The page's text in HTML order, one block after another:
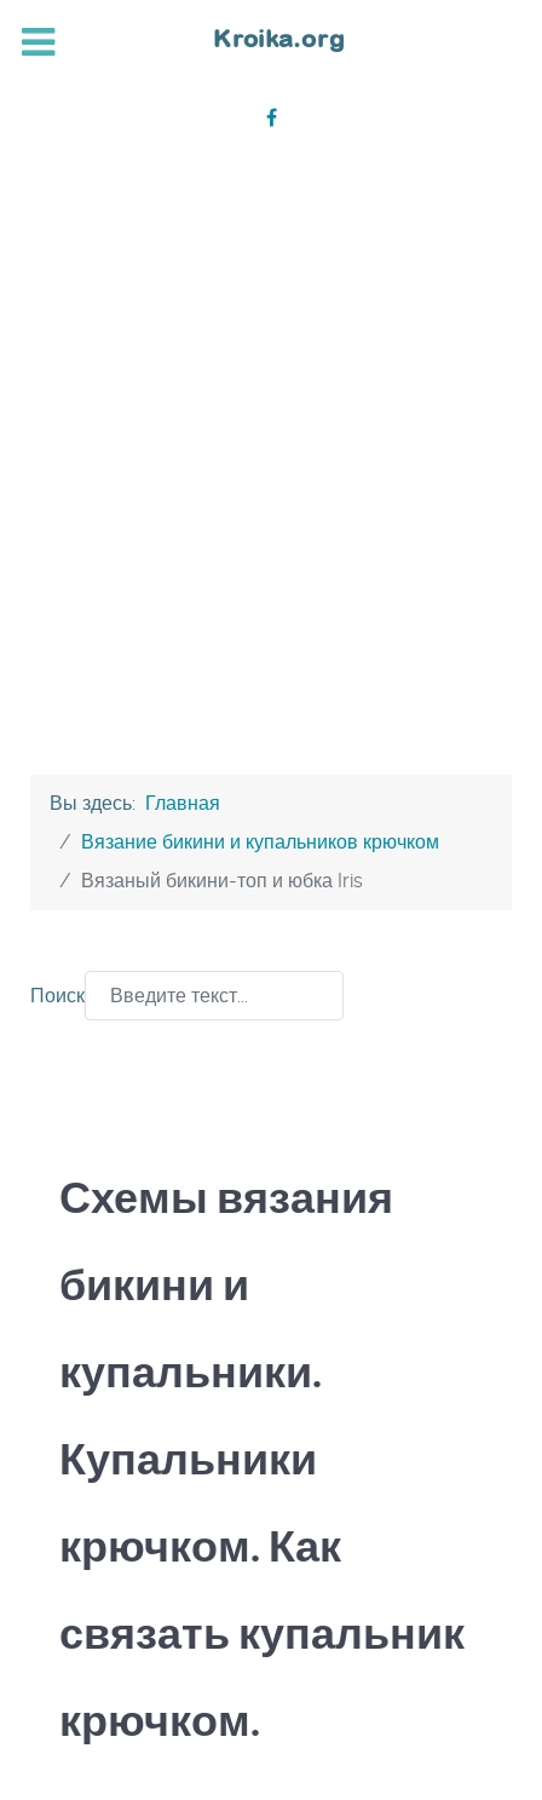
Вы здесь: Главная
Вязание бикини и купальников крючком
Вязаный бикини-топ и юбка Iris
Поиск
Схемы вязания
бикини и
купальники.
Купальники
крючком. Как
связать купальник
крючком.